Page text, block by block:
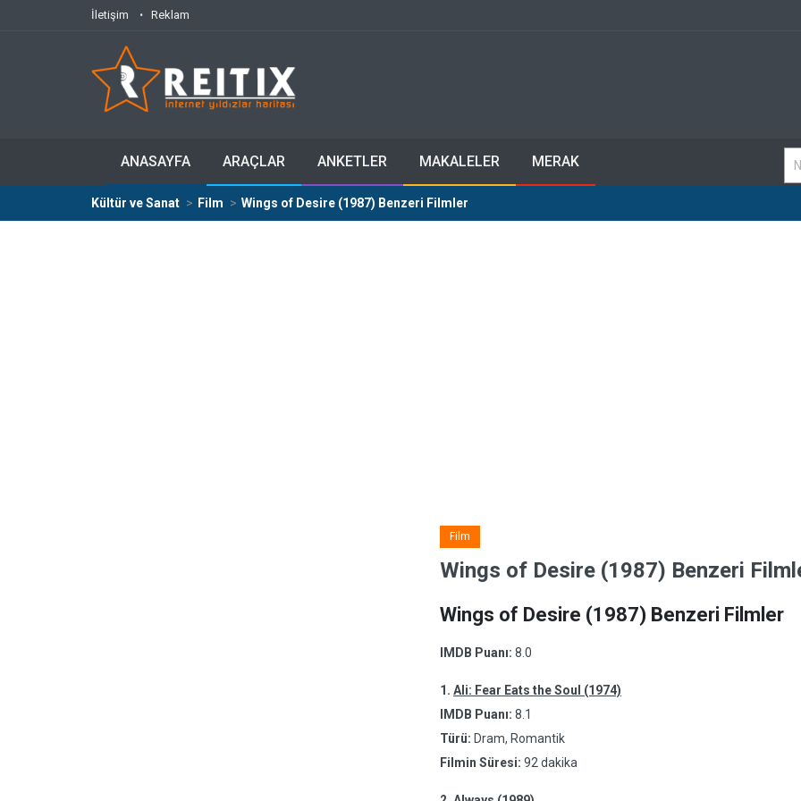
İletişim Reklam
ANASAYFA ARAÇLAR ANKETLER MAKALELER MERAK
Kültür ve Sanat Film Wings of Desire (1987) Benzeri Filmler
Film
Wings of Desire (1987) Benzeri
Wings of Desire (1987) Benzeri Filmler
IMDB Puanı: 8.0
1. Ali: Fear Eats the Soul (1974)
IMDB Puanı: 8.1
Türü: Dram, Romantik
Filmin Süresi: 92 dakika